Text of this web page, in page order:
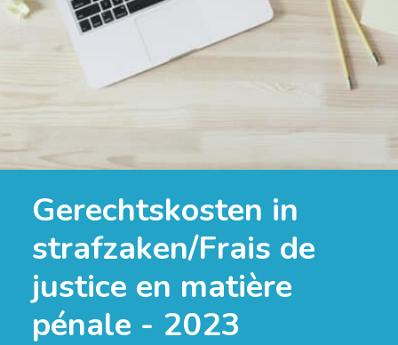
Gerechtskosten in
strafzaken/Frais de
justice en matière
pénale - 2023